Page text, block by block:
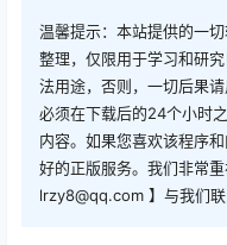
温馨提示：本站提供的一
整理，仅限用于学习和研
法用途，否则，一切后果
必须在下载后的24个小时
内容。如果您喜欢该程序
好的正版服务。我们非常
lrzy8@qq.com 】与我们联